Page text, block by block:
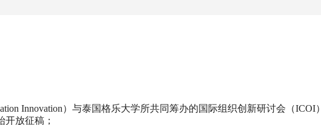
Innovation）与泰国格乐大学所共同筹办的国际组织创新研讨会（ICOI）
开放征稿；